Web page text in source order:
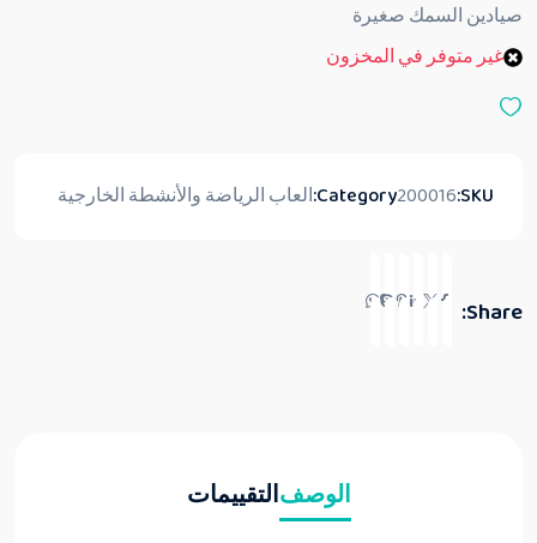
ي
م
ن
صيادين السمك صغيرة
غير متوفر في المخزون
SKU:
200016
Category: العاب الرياضة والأنشطة الخارجية
Share:
الوصفالتقييمات